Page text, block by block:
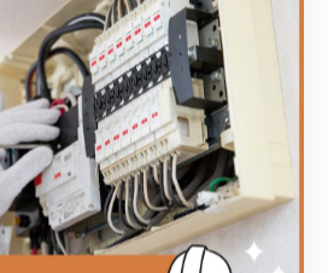
す。特に複数階や広い住宅で
れることが成功のカギとなりま
電気工事の工夫
で最も重視されるのが「操作性」
に使えるようにするためには、